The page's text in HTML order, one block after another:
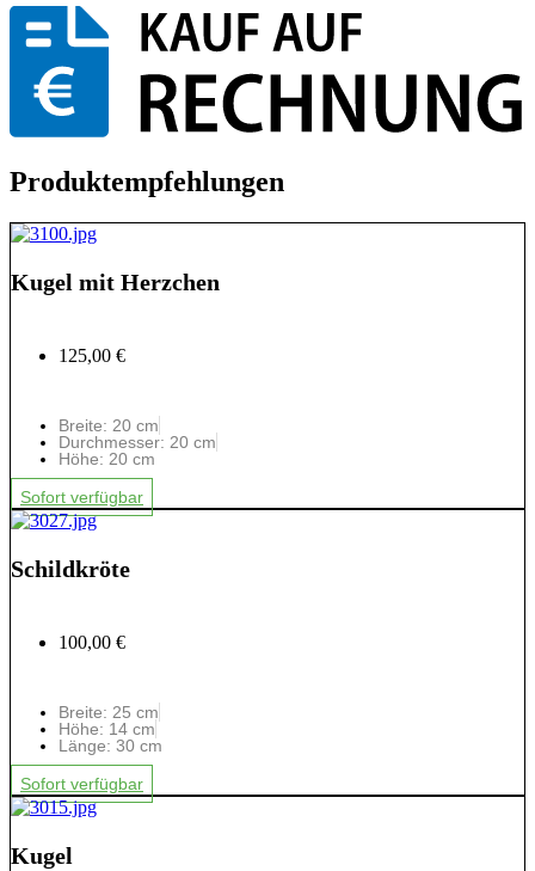
Produktempfehlungen
Kugel mit Herzchen
125,00 €
Breite: 20 cm
Durchmesser: 20 cm
Höhe: 20 cm
Sofort verfügbar
Schildkröte
100,00 €
Breite: 25 cm
Höhe: 14 cm
Länge: 30 cm
Sofort verfügbar
Kugel